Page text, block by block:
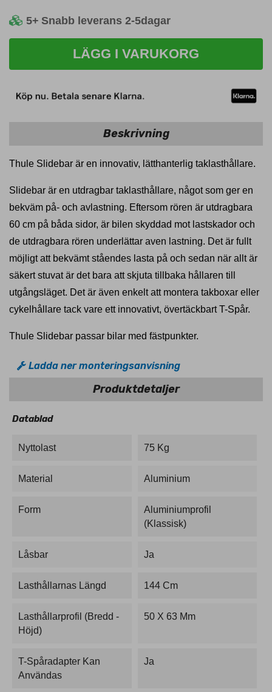
5+ Snabb leverans 2-5dagar
LÄGG I VARUKORG
Beskrivning
Thule Slidebar är en innovativ, lätthanterlig taklasthållare.
Slidebar är en utdragbar taklasthållare, något som ger en
bekväm på- och avlastning. Eftersom rören är utdragbara
60 cm på båda sidor, är bilen skyddad mot lastskador och
de utdragbara rören underlättar aven lastning. Det är fullt
möjligt att bekvämt ståendes lasta på och sedan när allt är
säkert stuvat är det bara att skjuta tillbaka hållaren till
utgångsläget. Det är även enkelt att montera takboxar eller
cykelhållare tack vare ett innovativt, övertäckbart T-Spår.
Thule Slidebar passar bilar med fästpunkter.
Ladda ner monteringsanvisning
Produktdetaljer
Datablad
Nyttolast 75 Kg
Material Aluminium
Form
Aluminiumprofil
(Klassisk)
Låsbar Ja
Lasthållarnas Längd 144 Cm
Lasthållarprofil (bredd -
Höjd)
50 X 63 Mm
T-Spåradapter Kan
Användas
Ja